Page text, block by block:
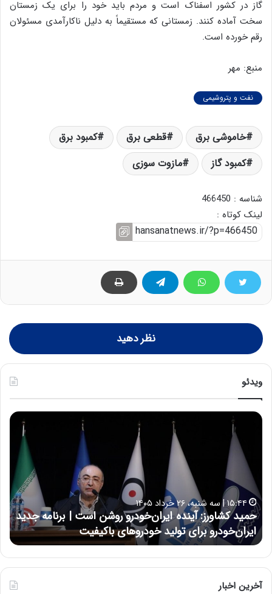
گاز در کشور اسفناک است و مردم باید خود را برای یک زمستان
سخت آماده کنند. زمستانی که مستقیماً به دلیل ناکارآمدی مسئولان
رقم خورده است.
منبع: مهر
نفت و پتروشیمی
خاموشی برق قطعی برق
کمبود برق
کمبود گاز
مازوت سوزی
شناسه : 466450
لینک کوتاه :
نظر دهید
ویدئو
روشن است | برنامه جدید
باکیفیت
ا
ی
:
د
ر
ط
۱۷:۳۹ | سه شنبه، ۲۲ اردیبهشت ۱۴۰۵
حسین علایی: در طول
نتوانسته در مقابل چنین
آخرین اخبار